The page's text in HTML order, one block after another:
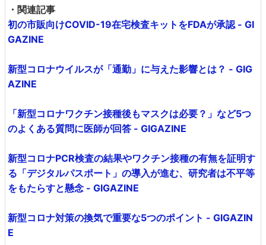
・関連記事
初の市販向けCOVID-19在宅検査キットをFDAが承認 - GI
GAZINE
新型コロナウイルスが「通勤」に与えた影響とは？ - GIG
AZINE
「新型コロナワクチン接種後もマスクは必要？」など5つ
のよくある質問に医師が回答 - GIGAZINE
新型コロナPCR検査の結果やワクチン接種の有無を証明す
る「デジタルパスポート」の導入が進む、研究者は不平等
をもたらすと懸念 - GIGAZINE
新型コロナ対策の換気で重要な5つのポイント - GIGAZIN
E